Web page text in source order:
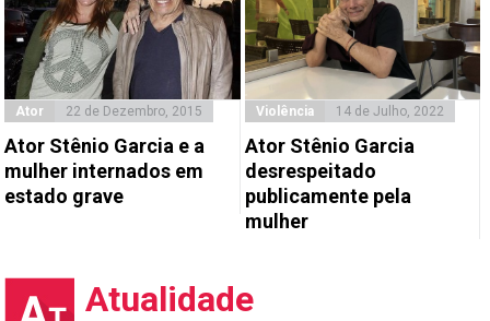
Ator 22 de Dezembro, 2015
Ator Stênio Garcia e a
mulher internados em
estado grave
Violência 14 de Julho, 2022
Ator Stênio Garcia
desrespeitado
publicamente pela
mulher
Atualidade